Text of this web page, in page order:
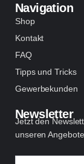
Navigation
Shop
Kontakt
FAQ
Tipps und Tricks
Gewerbekunden
Newsletter
Jetzt den
unseren